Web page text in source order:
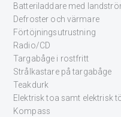
Batteriladdare med
Defroster och värmare
Förtöjningsutrustning
Radio/CD
Targabåge i rostfritt
Strålkastare på targabåge
Teakdurk
Elektrisk toa samt elektrisk
Kompass